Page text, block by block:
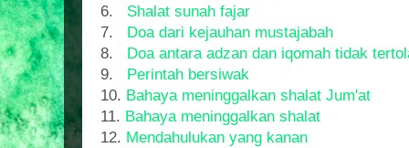
6. Shalat sunah fajar
7. Doa dari kejauhan mustajabah
8. Doa antara adzan dan iqomah tidak
9. Perintah bersiwak
10. Bahaya meninggalkan shalat Jum'at
11. Bahaya meninggalkan shalat
12. Mendahulukan yang kanan